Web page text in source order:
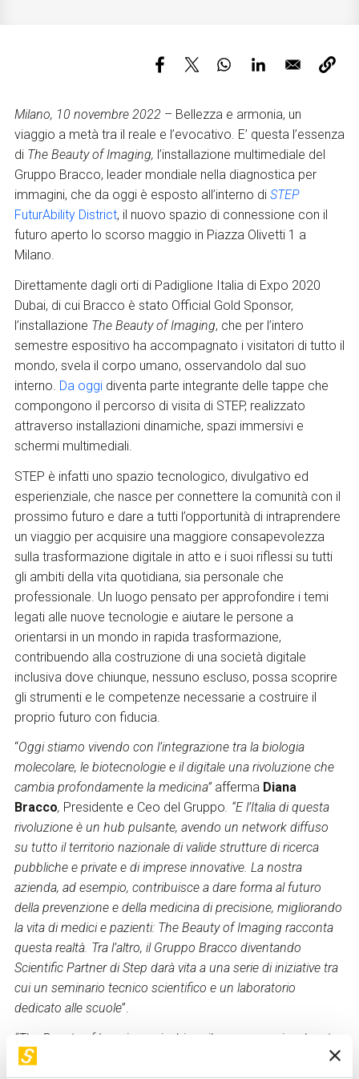
Milano, 10 novembre 2022 – Bellezza e armonia, un
viaggio a metà tra il reale e l’evocativo. E’ questa l’essenza
di The Beauty of Imaging, l’installazione multimediale del
Gruppo Bracco, leader mondiale nella diagnostica per
immagini, che da oggi è esposto all’interno di STEP
FuturAbility District, il nuovo spazio di connessione con il
futuro aperto lo scorso maggio in Piazza Olivetti 1 a
Milano.
Direttamente dagli orti di Padiglione Italia di Expo 2020
Dubai, di cui Bracco è stato Official Gold Sponsor,
l’installazione The Beauty of Imaging, che per l’intero
semestre espositivo ha accompagnato i visitatori di tutto il
mondo, svela il corpo umano, osservandolo dal suo
interno. Da oggi diventa parte integrante delle tappe che
compongono il percorso di visita di STEP, realizzato
attraverso installazioni dinamiche, spazi immersivi e
schermi multimediali.
STEP è infatti uno spazio tecnologico, divulgativo ed
esperienziale, che nasce per connettere la comunità con il
prossimo futuro e dare a tutti l’opportunità di intraprendere
un viaggio per acquisire una maggiore consapevolezza
sulla trasformazione digitale in atto e i suoi riflessi su tutti
gli ambiti della vita quotidiana, sia personale che
professionale. Un luogo pensato per approfondire i temi
legati alle nuove tecnologie e aiutare le persone a
orientarsi in un mondo in rapida trasformazione,
contribuendo alla costruzione di una società digitale
inclusiva dove chiunque, nessuno escluso, possa scoprire
gli strumenti e le competenze necessarie a costruire il
proprio futuro con fiducia.
“Oggi stiamo vivendo con l’integrazione tra la biologia
molecolare, le biotecnologie e il digitale una rivoluzione che
cambia profondamente la medicina”afferma Diana
Bracco, Presidente e Ceo del Gruppo. “E l’Italia di questa
rivoluzione è un hub pulsante, avendo un network diffuso
su tutto il territorio nazionale di valide strutture di ricerca
pubbliche e private e di imprese innovative. La nostra
azienda, ad esempio, contribuisce a dare forma al futuro
della prevenzione e della medicina di precisione, migliorando
la vita di medici e pazienti: The Beauty of Imaging racconta
questa realtà. Tra l’altro, il Gruppo Bracco diventando
Scientific Partner di Step darà vita a una serie di iniziative tra
cui un seminario tecnico scientifico e un laboratorio
dedicato alle scuole”.
“The Beauty of Imaging arricchisce il percorso coinvolgente
di STEP, uno spazio di osservazione che, come avevamo